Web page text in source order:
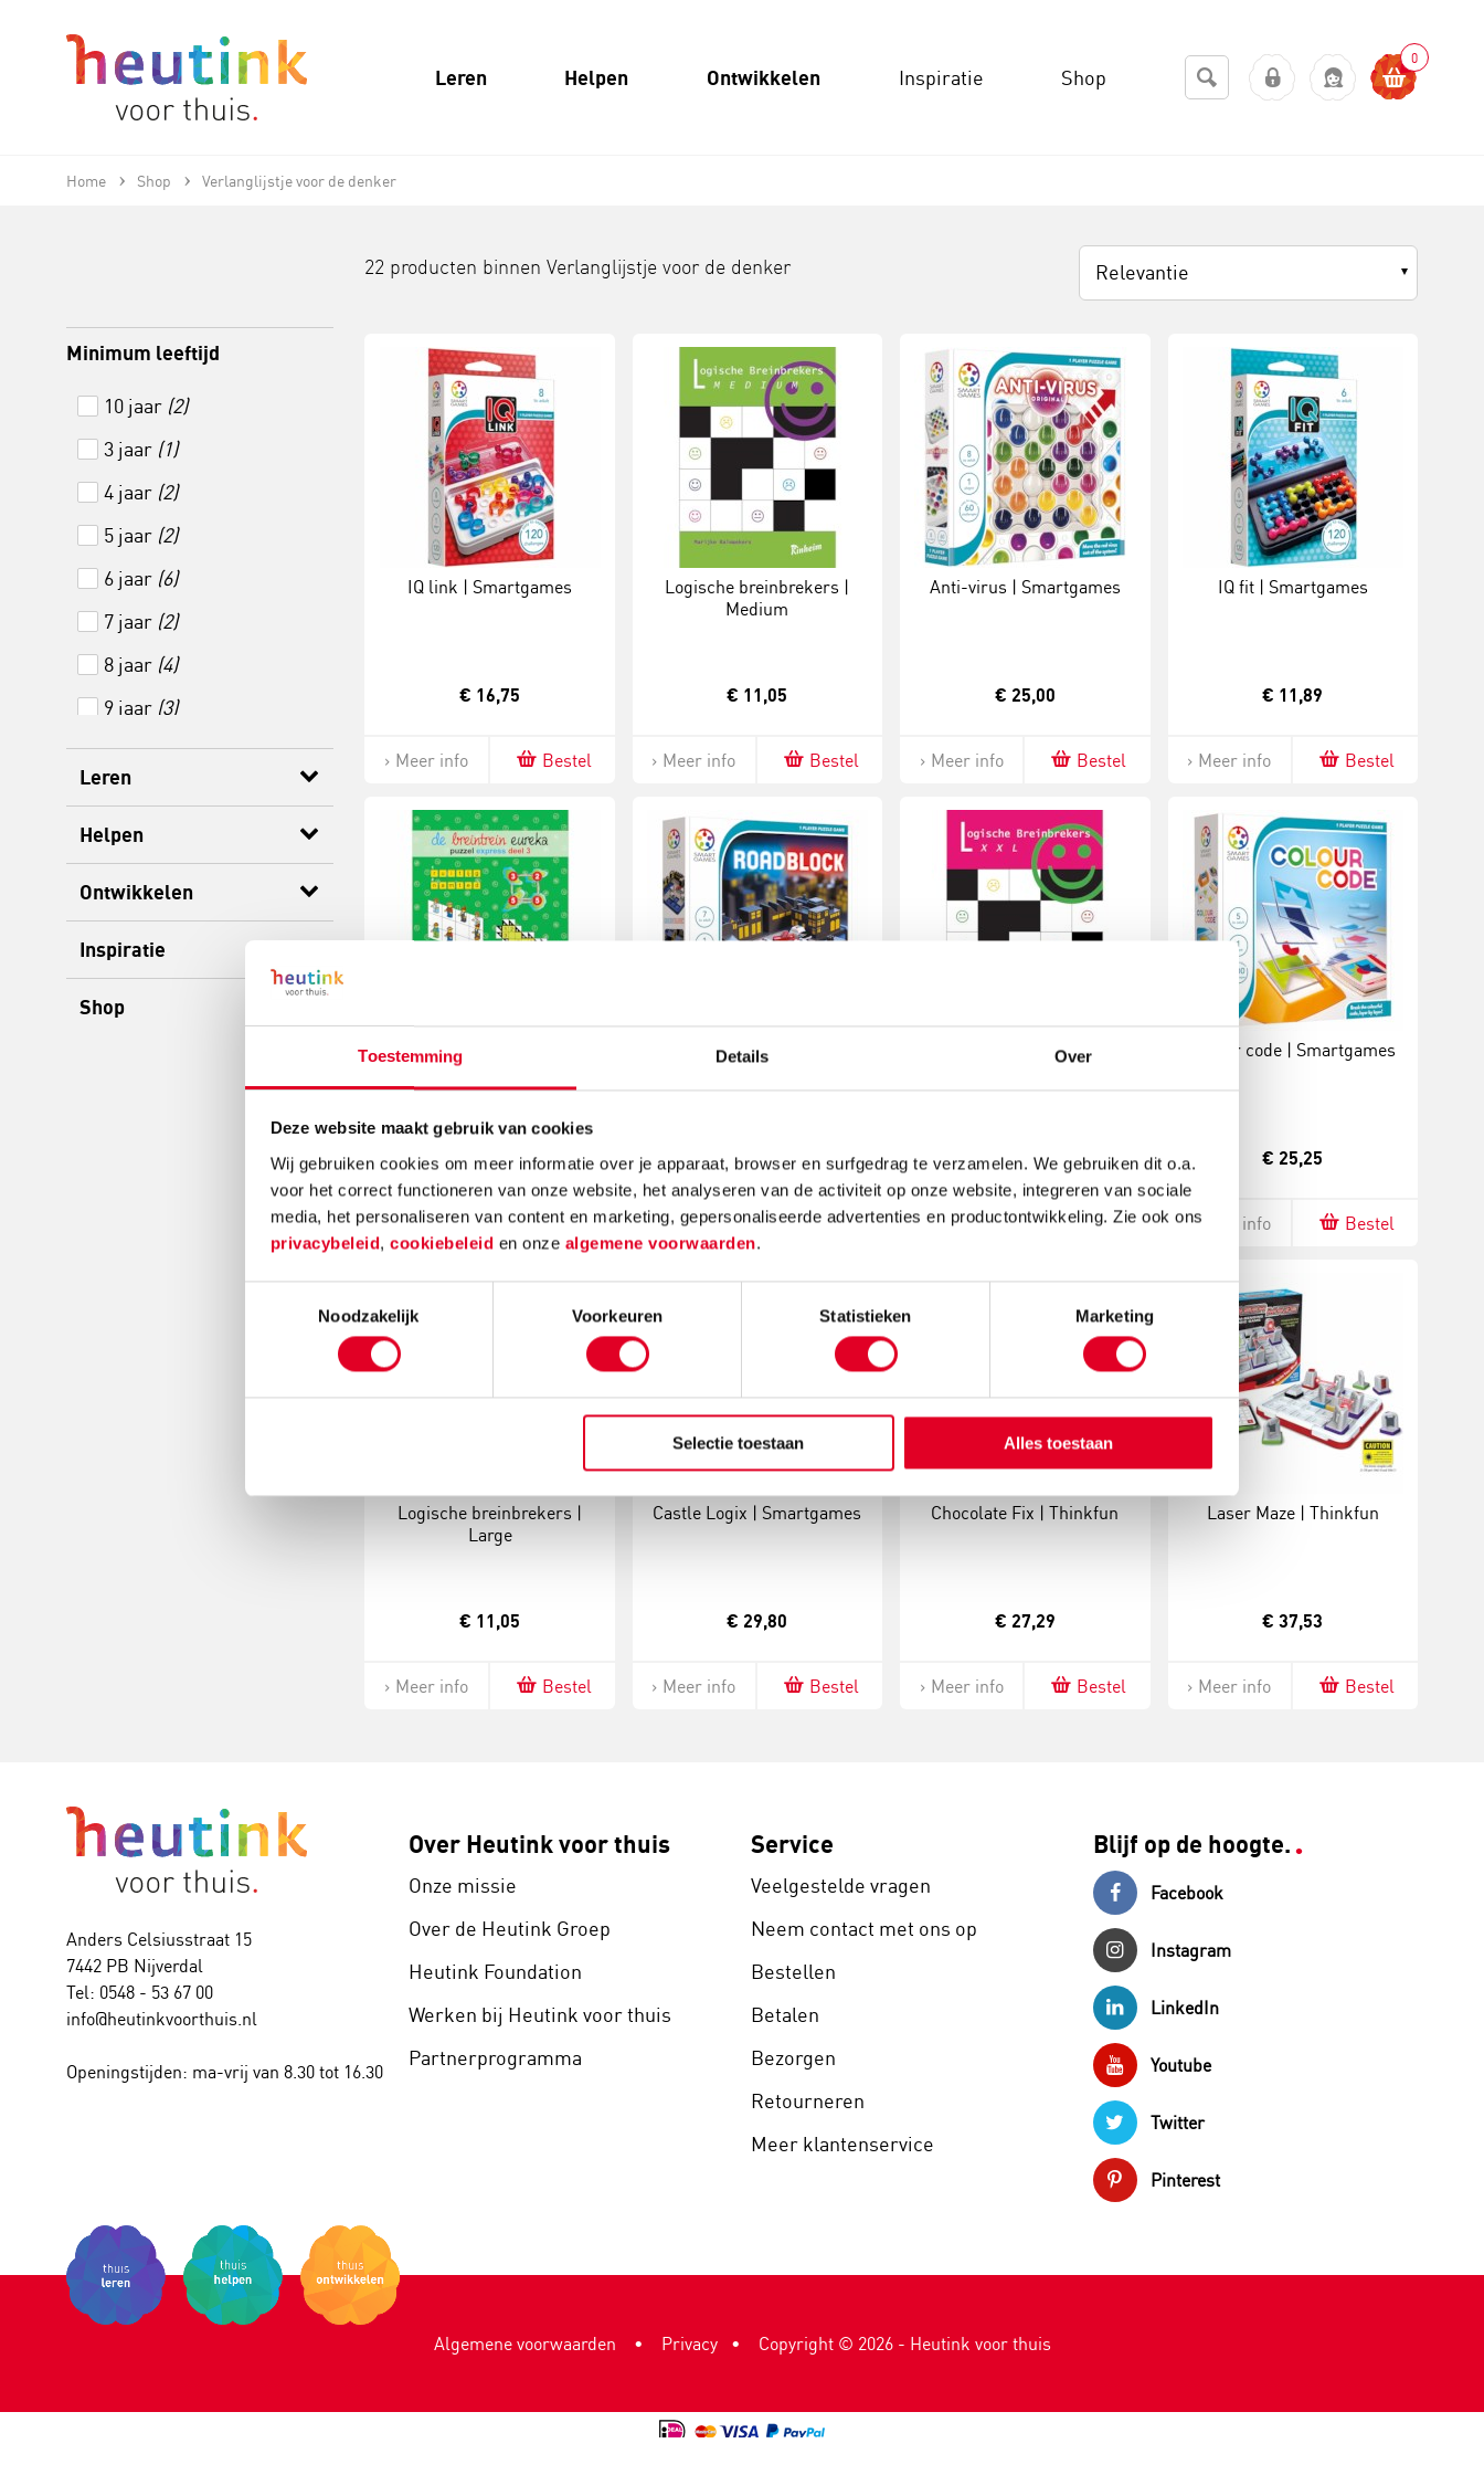
Toestemming Details Over
Deze website maakt gebruik van cookies
Wij gebruiken cookies om meer informatie over je apparaat, browser en surfgedrag te verzamelen. We gebruiken dit o.a.
voor het correct functioneren van onze website, het analyseren van de activiteit op onze website, integreren van sociale
media, het personaliseren van content en marketing, gepersonaliseerde advertenties en productontwikkeling. Zie ook ons
privacybeleid, cookiebeleid en onze algemene voorwaarden.
Noodzakelijk
Voorkeuren Statistieken Marketing
Selectie toestaan Alles toestaan
Leren Helpen Ontwikkelen Inspiratie Shop
0
Home Shop Verlanglijstje voor de denker
Minimum leeftijd
10 jaar (2)
3 jaar (1)
4 jaar (2)
5 jaar (2)
6 jaar (6)
7 jaar (2)
8 jaar (4)
9 jaar (3)
Leren
Helpen
Ontwikkelen
Inspiratie
Shop
22 producten binnenVerlanglijstje voor de denker Relevantie
IQ link | Smartgames
€ 16,75
Meer info Bestel
Logische breinbrekers |
Medium
€ 11,05
Meer info Bestel
Anti-virus | Smartgames
€ 25,00
Meer info Bestel
IQ fit | Smartgames
€ 11,89
Meer info Bestel
Breintrein Eureka | Deel 3 |
Groep 3/4
€ 10,53
Meer info Bestel
Roadblock | Smartgames
€ 25,25
Meer info Bestel
Logische breinbrekers | XXL
€ 11,05
Meer info Bestel
Colour code | Smartgames
€ 25,25
Meer info Bestel
Logische breinbrekers |
Large
€ 11,05
Meer info Bestel
Castle Logix | Smartgames
€ 29,80
Meer info Bestel
Chocolate Fix | Thinkfun
€ 27,29
Meer info Bestel
Laser Maze | Thinkfun
€ 37,53
Meer info Bestel
Anders Celsiusstraat 15
7442 PB Nijverdal
Tel: 0548 - 53 67 00
info@heutinkvoorthuis.nl
Openingstijden: ma-vrij van 8.30 tot 16.30
Over Heutink voor thuis
Onze missie
Over de Heutink Groep
Heutink Foundation
Werken bij Heutink voor thuis
Partnerprogramma
Service
Veelgestelde vragen
Neem contact met ons op
Bestellen
Betalen
Bezorgen
Retourneren
Meer klantenservice
Blijf op de hoogte.
Facebook
Instagram
LinkedIn
Youtube
Twitter
Pinterest
Algemene voorwaarden • Privacy Copyright © 2026- Heutink voor thuis